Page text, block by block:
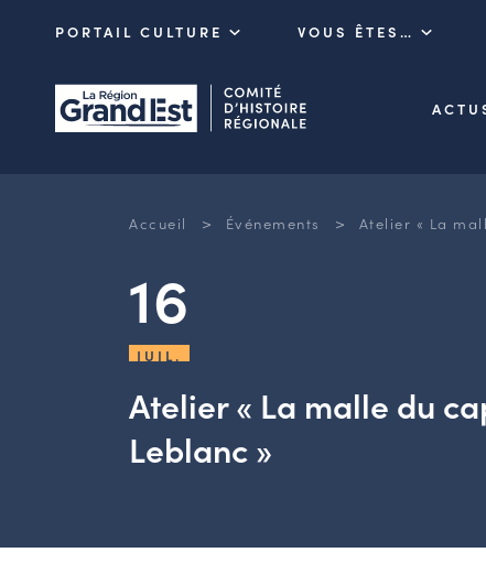
PORTAIL CULTURE VOUS ÊTES…
Accueil > Événements > Atelier « La
16
JUIL.
Atelier « La malle du
Leblanc »